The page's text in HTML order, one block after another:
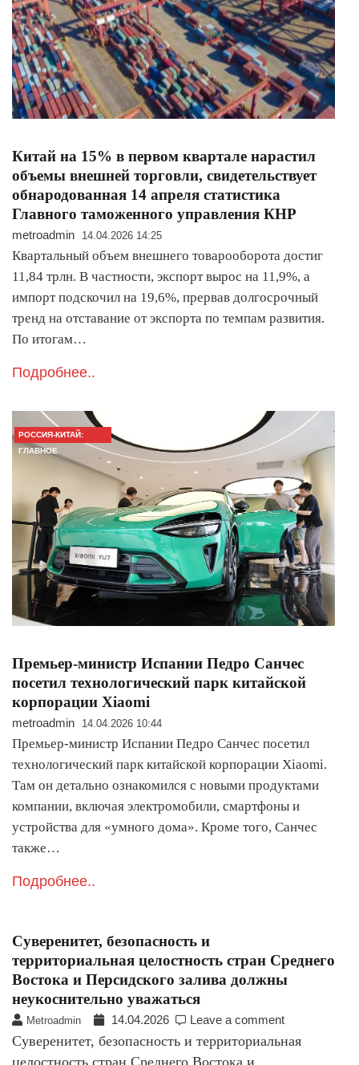
Китай на 15% в первом квартале нарастил
объемы внешней торговли, свидетельствует
обнародованная 14 апреля статистика
Главного таможенного управления КНР
metroadmin 14.04.2026 14:25
Квартальный объем внешнего товарооборота достиг
11,84 трлн. В частности, экспорт вырос на 11,9%, а
импорт подскочил на 19,6%, прервав долгосрочный
тренд на отставание от экспорта по темпам развития.
По итогам…
Подробнее..
РОССИЯ-КИТАЙ:
ГЛАВНОЕ
Премьер-министр Испании Педро Санчес
посетил технологический парк китайской
корпорации Xiaomi
metroadmin 14.04.2026 10:44
Премьер-министр Испании Педро Санчес посетил
технологический парк китайской корпорации Xiaomi.
Там он детально ознакомился с новыми продуктами
компании, включая электромобили, смартфоны и
устройства для «умного дома». Кроме того, Санчес
также…
Подробнее..
Суверенитет, безопасность и
территориальная целостность стран Среднего
Востока и Персидского залива должны
неукоснительно уважаться
Metroadmin 14.04.2026 Leave a comment
Суверенитет, безопасность и территориальная